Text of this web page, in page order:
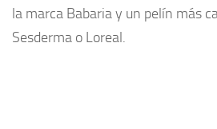
la marca Babaria y un pelín más
Sesderma o Loreal.